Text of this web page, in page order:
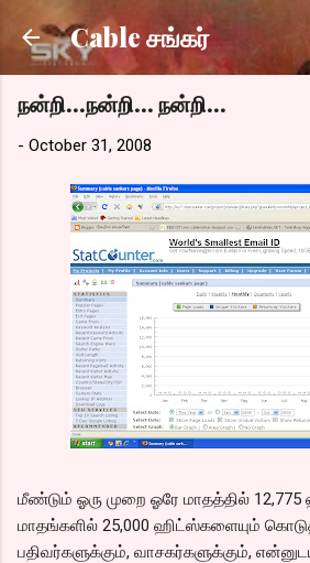
Skip to main content
Cable சங்கர்
நன்றி...நன்றி... நன்றி...
- October 31, 2008
மீண்டும் ஓரு முறை ஓரே மாதத்தில்
மாதங்களில் 25,000 ஹிட்ஸ்களையும்
பதிவர்களுக்கும், வாசகர்களுக்கும்,